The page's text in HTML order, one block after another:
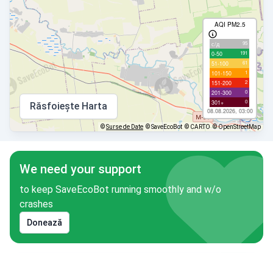
AQI PM2.5
с/д 95
0-50 191
51-100 61
101-150 1
151-200 2
201-300 0
301+ 0
08.08.2026, 03:00
Răsfoiește Harta
©Surse de Date © SaveEcoBot © CARTO © OpenStreetMap
We need your support
to keep SaveEcoBot running smoothly and w/o
crashes
Donează